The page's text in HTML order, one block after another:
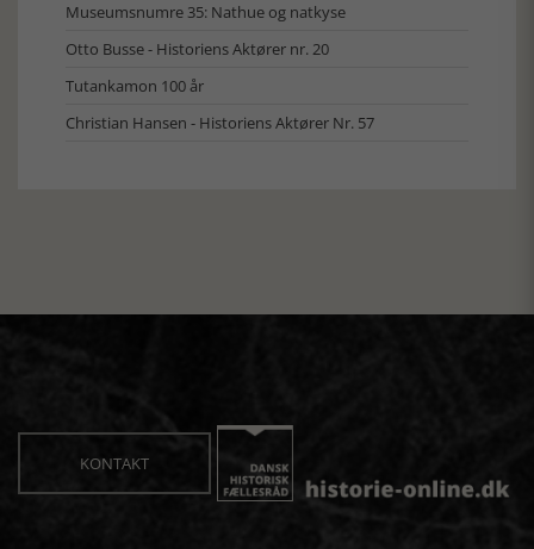
Museumsnumre 35: Nathue og natkyse
Otto Busse - Historiens Aktører nr. 20
Tutankamon 100 år
Christian Hansen - Historiens Aktører Nr. 57
KONTAKT